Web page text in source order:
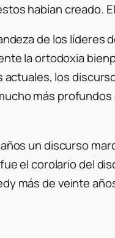
habían creado.
de los líderes
la ortodoxia
actuales, los
más profundos
un discurso
el corolario del
más de veinte